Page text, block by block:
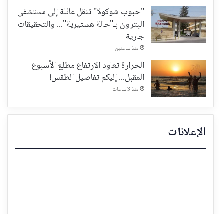
"حبوب شوكولا" تنقل عائلة إلى مستشفى
البترون بـ"حالة هستيرية"... والتحقيقات
جارية
منذ ساعتين
الحرارة تعاود الارتفاع مطلع الأسبوع
المقبل... إليكم تفاصيل الطقس!
منذ 3 ساعات
الإعلانات